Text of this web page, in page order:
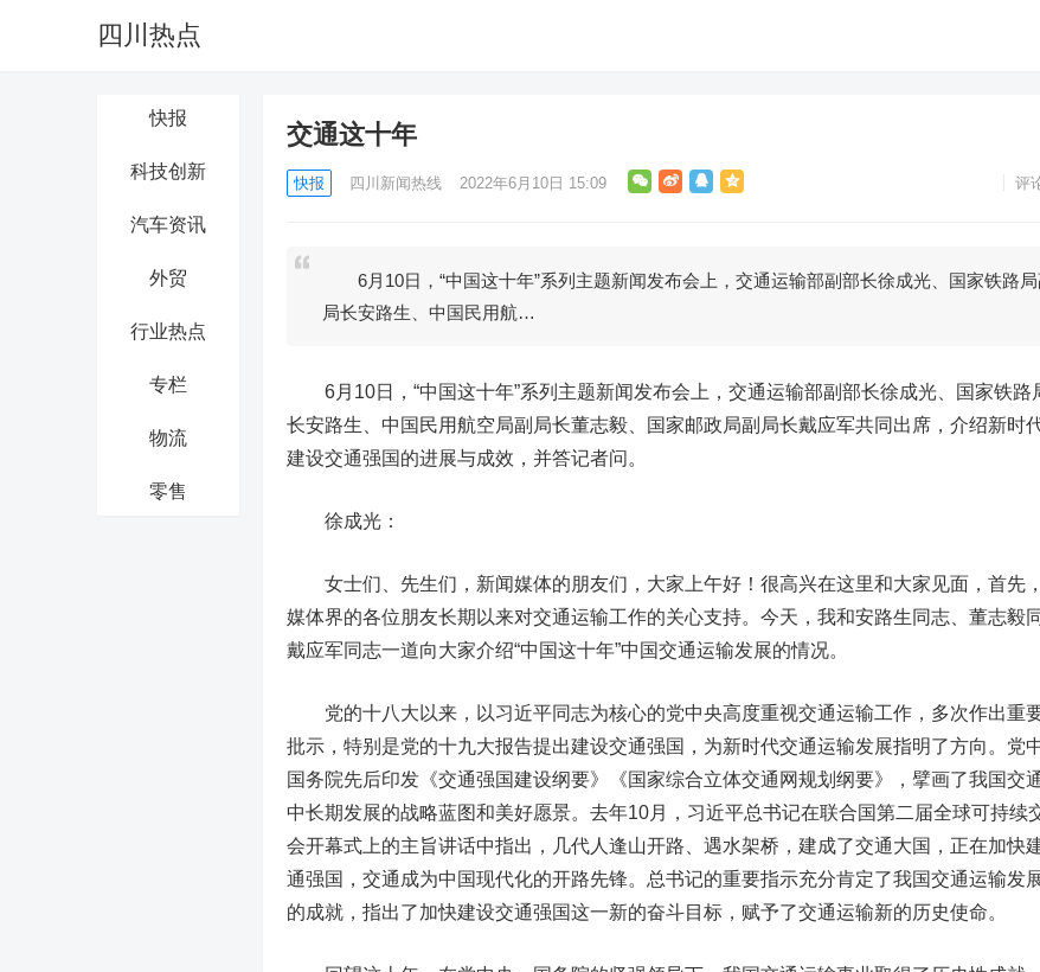
四川热点
快报
科技创新
汽车资讯
外贸
行业热点
专栏
物流
零售
交通这十年
快报 四川新闻热线 2022年6月10日 15:09 评
6月10日，“中国这十年”系列主题新闻发布会上，交通运输部副部长徐成光、国家铁路局
局长安路生、中国民用航…
6月10日，“中国这十年”系列主题新闻发布会上，交通运输部副部长徐成光、国家铁路
长安路生、中国民用航空局副局长董志毅、国家邮政局副局长戴应军共同出席，介绍新时
建设交通强国的进展与成效，并答记者问。
徐成光：
女士们、先生们，新闻媒体的朋友们，大家上午好！很高兴在这里和大家见面，首先
媒体界的各位朋友长期以来对交通运输工作的关心支持。今天，我和安路生同志、董志毅同
戴应军同志一道向大家介绍“中国这十年”中国交通运输发展的情况。
党的十八大以来，以习近平同志为核心的党中央高度重视交通运输工作，多次作出重
批示，特别是党的十九大报告提出建设交通强国，为新时代交通运输发展指明了方向。党中
国务院先后印发《交通强国建设纲要》《国家综合立体交通网规划纲要》，擘画了我国交
中长期发展的战略蓝图和美好愿景。去年10月，习近平总书记在联合国第二届全球可持续
会开幕式上的主旨讲话中指出，几代人逢山开路、遇水架桥，建成了交通大国，正在加快
通强国，交通成为中国现代化的开路先锋。总书记的重要指示充分肯定了我国交通运输发
的成就，指出了加快建设交通强国这一新的奋斗目标，赋予了交通运输新的历史使命。